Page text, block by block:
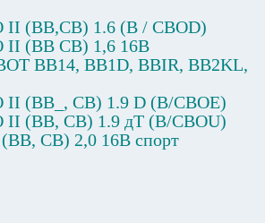
II (BB,CB) 1.6 (B / CBOD)
II (BB CB) 1,6 16В
BB14, BB1D, BBIR, BB2KL,
II (BB_, CB) 1.9 D (B/CBOE)
II (BB, CB) 1.9 дТ (B/CBOU)
CB) 2,0 16В спорт